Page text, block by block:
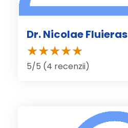
Dr. Nicolae Fluieras
5/5 (4 recenzii)